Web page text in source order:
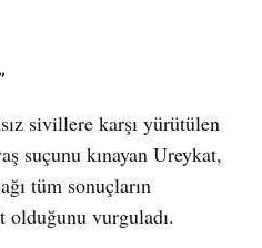
sivillere karşı yürütülen
suçunu kınayan Ureykat,
tüm sonuçların
olduğunu vurguladı.